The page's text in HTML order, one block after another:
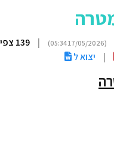
(17/05/2026 05:34)
| 139 צפיות
| יצוא ל